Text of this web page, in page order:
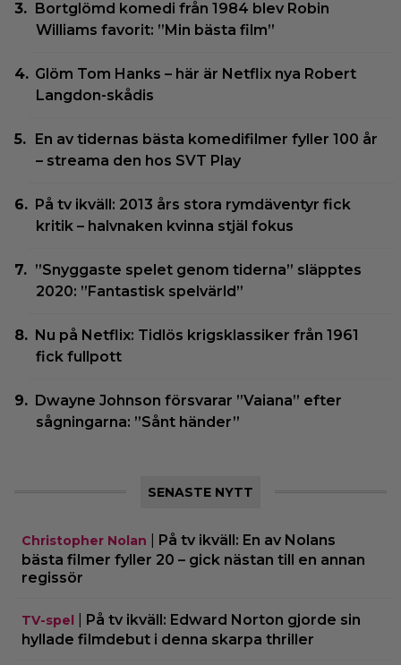
Bortglömd komedi från 1984 blev Robin
Williams favorit: ”Min bästa film”
Glöm Tom Hanks – här är Netflix nya Robert
Langdon-skådis
En av tidernas bästa komedifilmer fyller 100 år
– streama den hos SVT Play
På tv ikväll: 2013 års stora rymdäventyr fick
kritik – halvnaken kvinna stjäl fokus
”Snyggaste spelet genom tiderna” släpptes
2020: ”Fantastisk spelvärld”
Nu på Netflix: Tidlös krigsklassiker från 1961
fick fullpott
Dwayne Johnson försvarar ”Vaiana” efter
sågningarna: ”Sånt händer”
SENASTE NYTT
Christopher Nolan
På tv ikväll: En av Nolans
bästa filmer fyller 20 – gick nästan till en annan
regissör
TV-spel
På tv ikväll: Edward Norton gjorde sin
hyllade filmdebut i denna skarpa thriller